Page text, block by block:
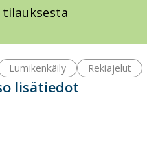
tilauksesta
Lumikenkäily Rekiajelu​t
lisätiedot